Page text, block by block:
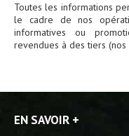
Toutes les informations
le cadre de nos
informatives ou
revendues à des tiers
EN SAVOIR +